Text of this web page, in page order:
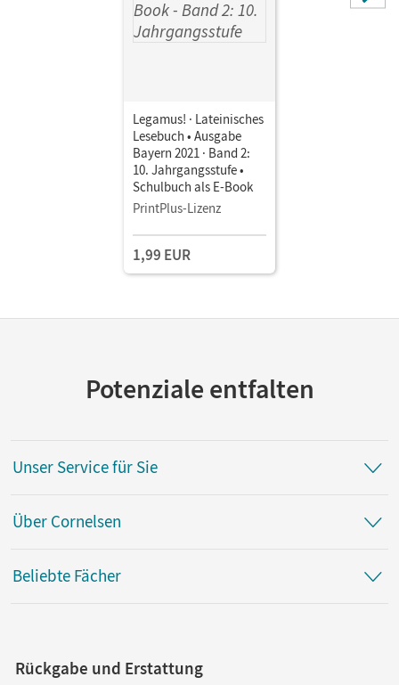
Legamus! · Lateinisches
Lesebuch • Ausgabe
Bayern 2021 · Band 2:
10. Jahrgangsstufe •
Schulbuch als E-Book
PrintPlus-Lizenz
1,99 EUR
Potenziale entfalten
Unser Service für Sie
Über Cornelsen
Beliebte Fächer
Rückgabe und Erstattung